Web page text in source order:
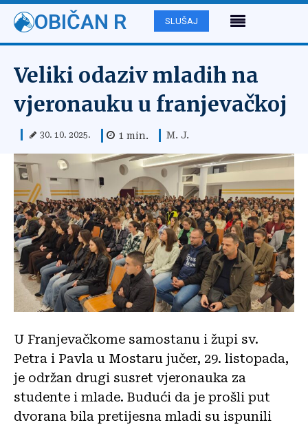
OBIČAN R SLUŠAJ
Veliki odaziv mladih na
vjeronauku u franjevačkoj
30. 10. 2025. 1 min. M. J.
U Franjevačkome samostanu i župi sv.
Petra i Pavla u Mostaru jučer, 29. listopada,
je održan drugi susret vjeronauka za
studente i mlade. Budući da je prošli put
dvorana bila pretijesna mladi su ispunili